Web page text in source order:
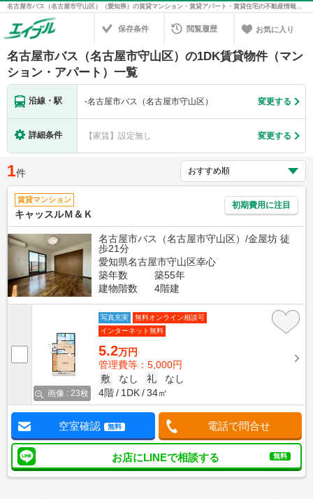
名古屋市バス（名古屋市守山区）（愛知県）の賃貸マンション・賃貸アパート・賃貸住宅の不動産情報を検索！不動産賃貸の物件探しは、お部屋探しのエイブル
保存条件 閲覧履歴 お気に入り
名古屋市バス（名古屋市守山区）の1DK賃貸物件（マン
ション・アパート）一覧
沿線・駅 -名古屋市バス（名古屋市守山区） 変更する
詳細条件 【家賃】設定無し 変更する
1件
賃貸マンション
キャッスルＭ＆Ｋ
初期費用に注目
名古屋市バス（名古屋市守山区）/金屋坊 徒
歩21分
愛知県名古屋市守山区幸心
築年数
築55年
建物階数
4階建
画像 : 23枚
写真充実
無料オンライン相談可
インターネット無料
5.2万円
管理費等：5,000円
敷
なし 礼
なし
4階
1DK 34㎡
空室確認 無料 電話で問合せ
お店にLINEで相談する 無料